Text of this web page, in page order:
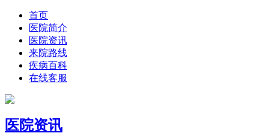
首页
医院简介
医院资讯
来院路线
疾病百科
在线客服
医院资讯